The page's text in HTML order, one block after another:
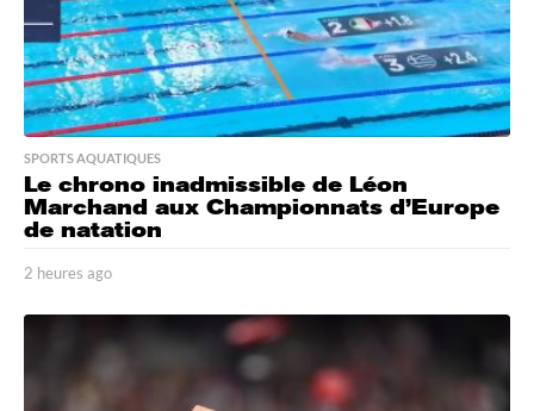
SPORTS AQUATIQUES
Le chrono inadmissible de Léon
Marchand aux Championnats d’Europe
de natation
2 heures ago
e
u